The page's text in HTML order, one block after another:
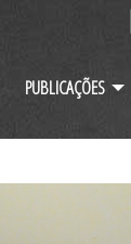
PUBLICAÇÕES